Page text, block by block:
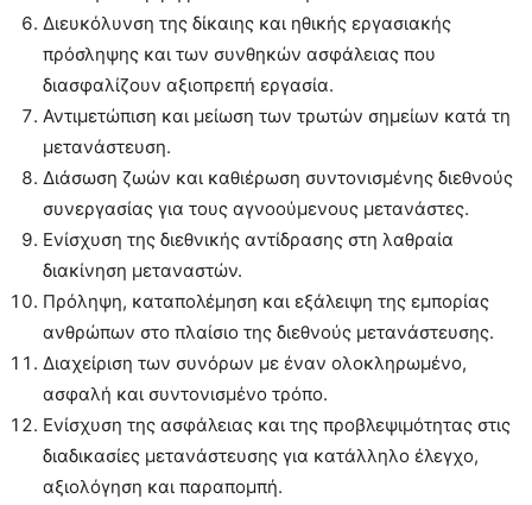
Διευκόλυνση της δίκαιης και ηθικής εργασιακής
πρόσληψης και των συνθηκών ασφάλειας που
διασφαλίζουν αξιοπρεπή εργασία.
Αντιμετώπιση και μείωση των τρωτών σημείων κατά τη
μετανάστευση.
Διάσωση ζωών και καθιέρωση συντονισμένης διεθνούς
συνεργασίας για τους αγνοούμενους μετανάστες.
Ενίσχυση της διεθνικής αντίδρασης στη λαθραία
διακίνηση μεταναστών.
Πρόληψη, καταπολέμηση και εξάλειψη της εμπορίας
ανθρώπων στο πλαίσιο της διεθνούς μετανάστευσης.
Διαχείριση των συνόρων με έναν ολοκληρωμένο,
ασφαλή και συντονισμένο τρόπο.
Ενίσχυση της ασφάλειας και της προβλεψιμότητας στις
διαδικασίες μετανάστευσης για κατάλληλο έλεγχο,
αξιολόγηση και παραπομπή.